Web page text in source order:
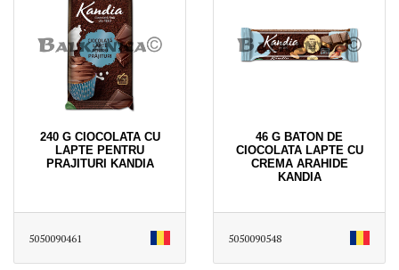
240 G CIOCOLATA CU
LAPTE PENTRU
PRAJITURI KANDIA
5050090461
46 G BATON DE
CIOCOLATA LAPTE CU
CREMA ARAHIDE
KANDIA
5050090548